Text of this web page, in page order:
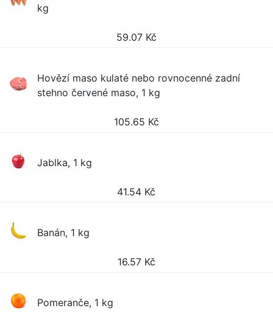
kg
59.07 Kč
Hovězí maso kulaté nebo rovnocenné zadní
stehno červené maso, 1 kg
105.65 Kč
Jablka, 1 kg
41.54 Kč
Banán, 1 kg
16.57 Kč
Pomeranče, 1 kg